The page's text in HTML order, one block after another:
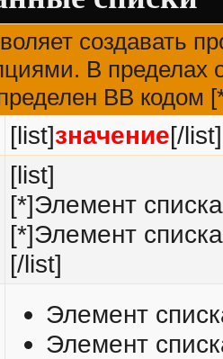
создавать
В пределах
BB кодом
[list]значение[/list]
[list]
[*]Элемент
[*]Элемент
[/list]
Элемент
Элемент